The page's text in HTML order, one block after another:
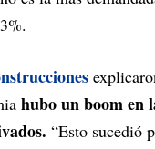
hubo un boom en
“Esto sucedió